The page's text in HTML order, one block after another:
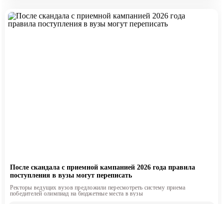
После скандала с приемной кампанией 2026 года правила
поступления в вузы могут переписать
Ректоры ведущих вузов предложили пересмотреть систему приема
победителей олимпиад на бюджетные места в вузы